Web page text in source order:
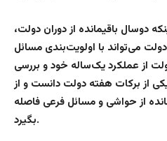
دوسال باقیمانده از دوران دولت،
می‌تواند با اولویت‌بندی مسائل
از عملکرد یک‌ساله خود و بررسی
از برکات هفته دولت دانست و از
از حواشی و مسائل فرعی فاصله
بگیرد.